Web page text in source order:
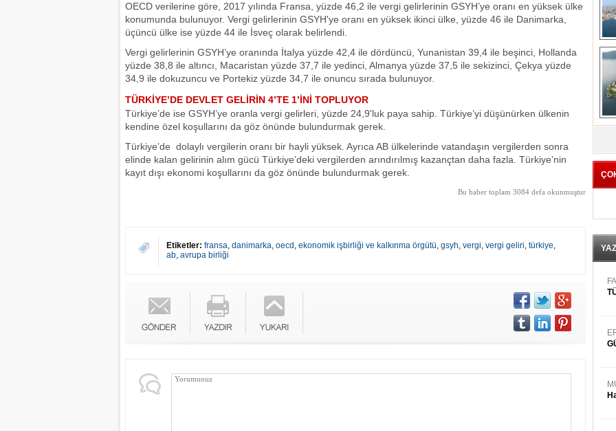
OECD verilerine göre, 2017 yılında Fransa, yüzde 46,2 ile vergi gelirlerinin GSYH’ye oranı en yüksek ülke
konumunda bulunuyor. Vergi gelirlerinin GSYH'ye oranı en yüksek ikinci ülke, yüzde 46 ile Danimarka,
üçüncü ülke ise yüzde 44 ile İsveç olarak belirlendi.
Vergi gelirlerinin GSYH’ye oranında İtalya yüzde 42,4 ile dördüncü, Yunanistan 39,4 ile beşinci, Hollanda
yüzde 38,8 ile altıncı, Macaristan yüzde 37,7 ile yedinci, Almanya yüzde 37,5 ile sekizinci, Çekya yüzde
34,9 ile dokuzuncu ve Portekiz yüzde 34,7 ile onuncu sırada bulunuyor.
TÜRKİYE’DE DEVLET GELİRİN 4’TE 1’İNİ TOPLUYOR
Türkiye’de ise GSYH’ye oranla vergi gelirleri, yüzde 24,9'luk paya sahip. Türkiye’yi düşünürken ülkenin
kendine özel koşullarını da göz önünde bulundurmak gerek.
Türkiye’de dolaylı vergilerin oranı bir hayli yüksek. Ayrıca AB ülkelerinde vatandaşın vergilerden sonra
elinde kalan gelirinin alım gücü Türkiye’deki vergilerden arındırılmış kazançtan daha fazla. Türkiye’nin
kayıt dışı ekonomi koşullarını da göz önünde bulundurmak gerek.
Bu haber toplam 3084 defa okunmuştur
Etiketler: fransa, danimarka, oecd , ekonomik işbirliği ve kalkınma örgütü, gsyh, vergi, vergi geliri, türkiye,
ab, avrupa birliği